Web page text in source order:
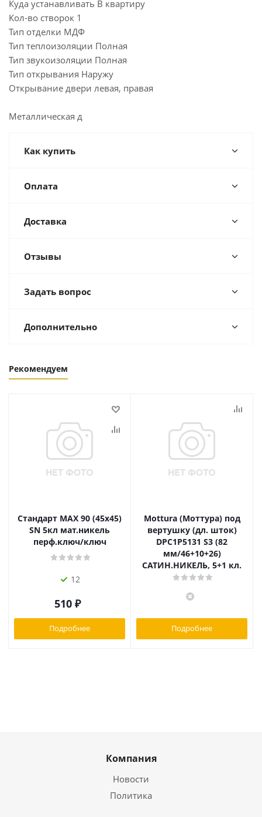
Куда устанавливать В квартиру
Кол-во створок 1
Тип отделки МДФ
Тип теплоизоляции Полная
Тип звукоизоляции Полная
Тип открывания Наружу
Открывание двери левая, правая
Металлическая д
Как купить
Оплата
Доставка
Отзывы
Задать вопрос
Дополнительно
Рекомендуем
Стандарт MAX 90 (45х45)
SN 5кл мат.никель
перф.ключ/ключ
12
510 ₽
Подробнее
Mottura (Моттура) под
вертушку (дл. шток)
DPC1P5131 S3 (82
мм/46+10+26)
САТИН.НИКЕЛЬ, 5+1 кл.
Подробнее
Компания
Новости
Политика